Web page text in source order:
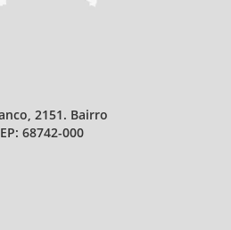
2151. Bairro
68742-000